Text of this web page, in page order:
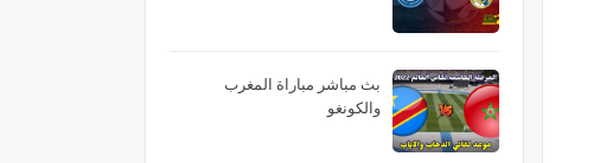
بث مباشر مباراة المغرب
والكونغو